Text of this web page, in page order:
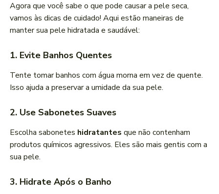
Agora que você sabe o que pode causar a pele seca,
vamos às dicas de cuidado! Aqui estão maneiras de
manter sua pele hidratada e saudável:
1. Evite Banhos Quentes
Tente tomar banhos com água morna em vez de quente.
Isso ajuda a preservar a umidade da sua pele.
2. Use Sabonetes Suaves
Escolha sabonetes hidratantes que não contenham
produtos químicos agressivos. Eles são mais gentis com a
sua pele.
3. Hidrate Após o Banho